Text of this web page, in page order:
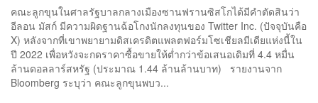
คณะลูกขุนในศาลรัฐบาลกลางเมืองซานฟรานซิสโกได้มีคำตัดสินว่า
อีลอน มัสก์ มีความผิดฐานฉ้อโกงนักลงทุนของ Twitter Inc. (ปัจจุบันคือ
X) หลังจากที่เขาพยายามดิสเครดิตแพลตฟอร์มโซเชียลมีเดียแห่งนี้ใน
ปี 2022 เพื่อหวังจะกดราคาซื้อขายให้ต่ำกว่าข้อเสนอเดิมที่ 4.4 หมื่น
ล้านดอลลาร์สหรัฐ (ประมาณ 1.44 ล้านล้านบาท) รายงานจาก
Bloomberg ระบุว่า คณะลูกขุนพบว...